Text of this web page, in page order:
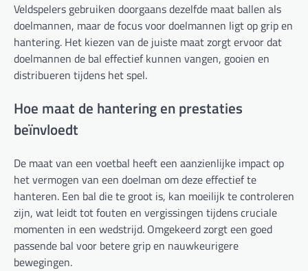
Veldspelers gebruiken doorgaans dezelfde maat ballen als
doelmannen, maar de focus voor doelmannen ligt op grip en
hantering. Het kiezen van de juiste maat zorgt ervoor dat
doelmannen de bal effectief kunnen vangen, gooien en
distribueren tijdens het spel.
Hoe maat de hantering en prestaties
beïnvloedt
De maat van een voetbal heeft een aanzienlijke impact op
het vermogen van een doelman om deze effectief te
hanteren. Een bal die te groot is, kan moeilijk te controleren
zijn, wat leidt tot fouten en vergissingen tijdens cruciale
momenten in een wedstrijd. Omgekeerd zorgt een goed
passende bal voor betere grip en nauwkeurigere
bewegingen.